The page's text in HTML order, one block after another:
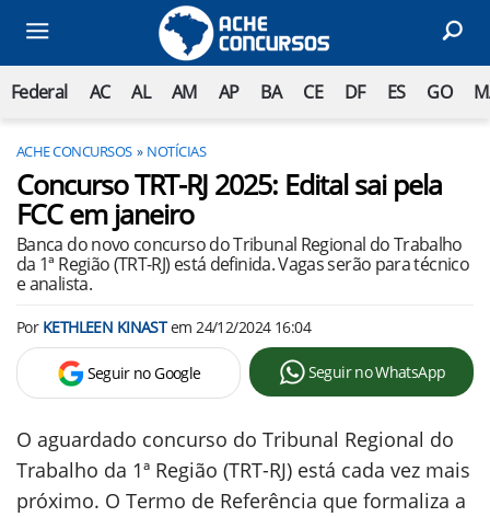
Federal AC AL AM AP BA CE DF ES GO
ACHE CONCURSOS NOTÍCIAS
Concurso TRT-RJ 2025: Edital sai pela
FCC em janeiro
Banca do novo concurso do Tribunal Regional do Trabalho
da 1ª Região (TRT-RJ) está definida. Vagas serão para técnico
e analista.
Por KETHLEEN KINASTem24/12/2024 16:04
Seguir no Google Seguir no WhatsApp
O aguardado concurso do Tribunal Regional do
Trabalho da 1ª Região (TRT-RJ) está cada vez mais
próximo. O Termo de Referência que formaliza a